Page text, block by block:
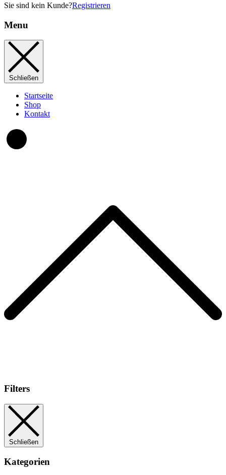
Sie sind kein Kunde?Registrieren
Menu
Schließen
Startseite
Shop
Kontakt
Filters
Schließen
Kategorien